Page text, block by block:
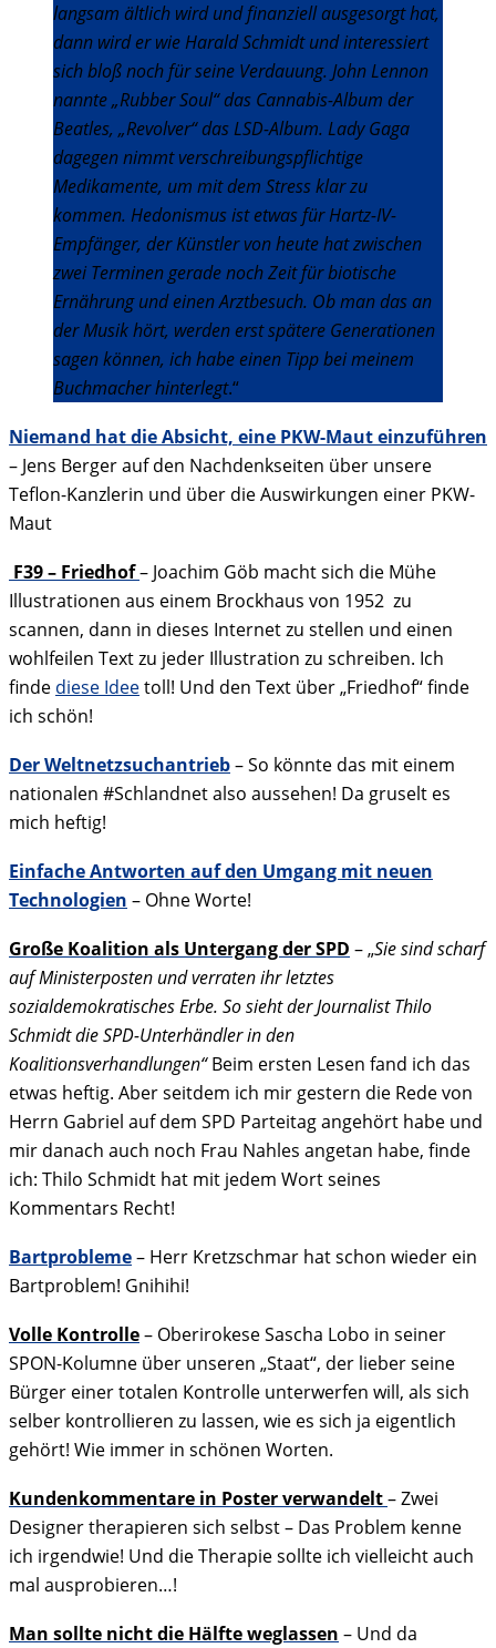
langsam ältlich wird und finanziell ausgesorgt hat,
dann wird er wie Harald Schmidt und interessiert
sich bloß noch für seine Verdauung. John Lennon
nannte „Rubber Soul“ das Cannabis-Album der
Beatles, „Revolver“ das LSD-Album. Lady Gaga
dagegen nimmt verschreibungspflichtige
Medikamente, um mit dem Stress klar zu
kommen. Hedonismus ist etwas für Hartz-IV-
Empfänger, der Künstler von heute hat zwischen
zwei Terminen gerade noch Zeit für biotische
Ernährung und einen Arztbesuch. Ob man das an
der Musik hört, werden erst spätere Generationen
sagen können, ich habe einen Tipp bei meinem
Buchmacher hinterlegt.“
Niemand hat die Absicht, eine PKW-Maut einzuführen
– Jens Berger auf den Nachdenkseiten über unsere
Teflon-Kanzlerin und über die Auswirkungen einer PKW-
Maut
F39 – Friedhof– Joachim Göb macht sich die Mühe
Illustrationen aus einem Brockhaus von 1952 zu
scannen, dann in dieses Internet zu stellen und einen
wohlfeilen Text zu jeder Illustration zu schreiben. Ich
finde diese Ideetoll! Und den Text über „Friedhof“ finde
ich schön!
Der Weltnetzsuchantrieb– So könnte das mit einem
nationalen #Schlandnet also aussehen! Da gruselt es
mich heftig!
Einfache Antworten auf den Umgang mit neuen
Technologien – Ohne Worte!
Große Koalition als Untergang der SPD – „Sie sind scharf
auf Ministerposten und verraten ihr letztes
sozialdemokratisches Erbe. So sieht der Journalist Thilo
Schmidt die SPD-Unterhändler in den
Koalitionsverhandlungen“Beim ersten Lesen fand ich das
etwas heftig. Aber seitdem ich mir gestern die Rede von
Herrn Gabriel auf dem SPD Parteitag angehört habe und
mir danach auch noch Frau Nahles angetan habe, finde
ich: Thilo Schmidt hat mit jedem Wort seines
Kommentars Recht!
Bartprobleme– Herr Kretzschmar hat schon wieder ein
Bartproblem! Gnihihi!
Volle Kontrolle– Oberirokese Sascha Lobo in seiner
SPON-Kolumne über unseren „Staat“, der lieber seine
Bürger einer totalen Kontrolle unterwerfen will, als sich
selber kontrollieren zu lassen, wie es sich ja eigentlich
gehört! Wie immer in schönen Worten.
Kundenkommentare in Poster verwandelt– Zwei
Designer therapieren sich selbst – Das Problem kenne
ich irgendwie! Und die Therapie sollte ich vielleicht auch
mal ausprobieren…!
Man sollte nicht die Hälfte weglassen – Und da